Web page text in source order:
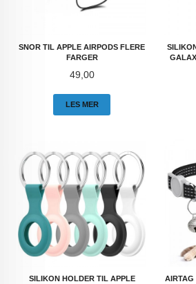
SNOR TIL APPLE AIRPODS FLERE
FARGER
Pris
49,00
LES MER
SILIKON HOLDER TIL APPLE
AIRTAG